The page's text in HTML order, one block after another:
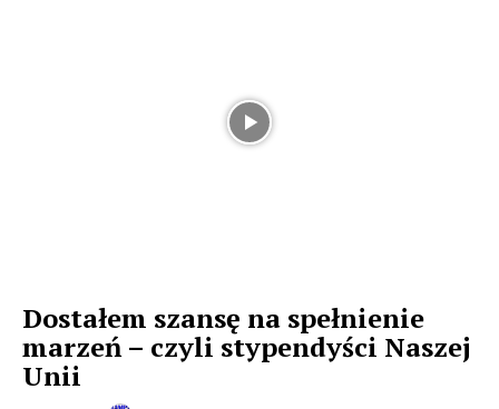
Dostałem szansę na spełnienie
marzeń – czyli stypendyści Naszej
Unii